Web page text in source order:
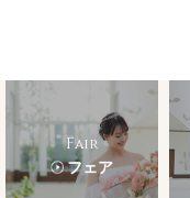
Fair
フェア